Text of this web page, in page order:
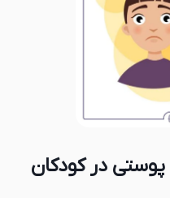
پوستی در کودکان